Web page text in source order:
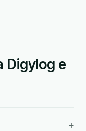
Digylog e
+